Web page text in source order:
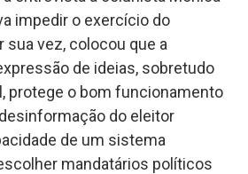
impedir o exercício do
sua vez, colocou que a
de ideias, sobretudo
protege o bom funcionamento
do eleitor
de um sistema
mandatários políticos